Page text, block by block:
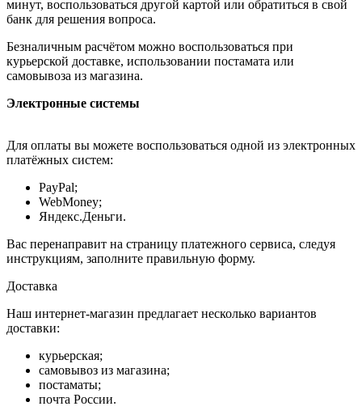
минут, воспользоваться другой картой или обратиться в свой
банк для решения вопроса.
Безналичным расчётом можно воспользоваться при
курьерской доставке, использовании постамата или
самовывоза из магазина.
Электронные системы
Для оплаты вы можете воспользоваться одной из электронных
платёжных систем:
PayPal;
WebMoney;
Яндекс.Деньги.
Вас перенаправит на страницу платежного сервиса, следуя
инструкциям, заполните правильную форму.
Доставка
Наш интернет-магазин предлагает несколько вариантов
доставки:
курьерская;
самовывоз из магазина;
постаматы;
почта России.